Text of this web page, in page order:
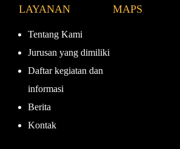
LAYANAN
Tentang Kami
Jurusan yang dimiliki
Daftar kegiatan dan
informasi
Berita
Kontak
MAPS